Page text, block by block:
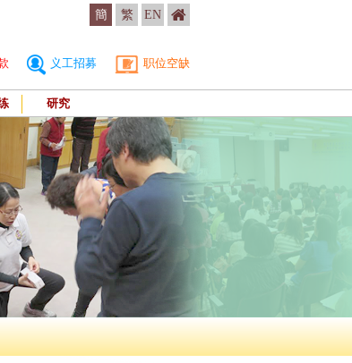
簡 繁 EN
义工招募 职位空缺
研究